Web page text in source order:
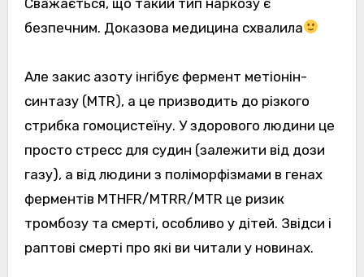
безпечним. Доказова медицина схвалила
Але закис азоту інгібує фермент метіонін-
синтазу (MTR), а це призводить до різкого
стрибка гомоцистеїну. У здорового людини це
просто стресс для судин (залежити від дози
газу), а від людини з поліморфізмами в генах
ферментів MTHFR/MTRR/MTR це ризик
тромбозу та смерті, особливо у дітей. Звідси і
раптові смерті про які ви читали у новинах.